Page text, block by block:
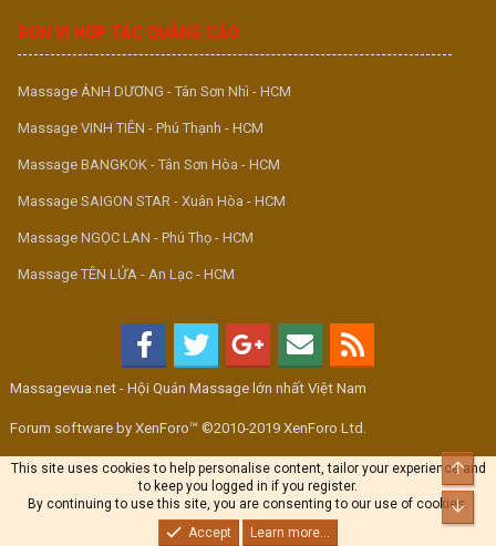
ĐƠN VỊ HỢP TÁC QUẢNG CÁO
Massage ÁNH DƯƠNG - Tân Sơn Nhì - HCM
Massage VINH TIÊN - Phú Thạnh - HCM
Massage BANGKOK - Tân Sơn Hòa - HCM
Massage SAIGON STAR - Xuân Hòa - HCM
Massage NGỌC LAN - Phú Thọ - HCM
Massage TÊN LỬA - An Lạc - HCM
Massagevua.net - Hội Quán Massage lớn nhất Việt Nam
Forum software by XenForo™ ©2010-2019 XenForo Ltd.
This site uses cookies to help personalise content, tailor your experience and
to keep you logged in if you register.
By continuing to use this site, you are consenting to our use of cookies.
Accept
Learn more...
Top